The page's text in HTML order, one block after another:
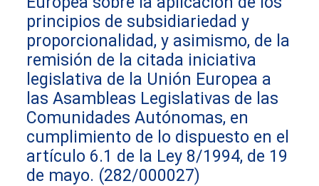
principios de subsidiariedad y
proporcionalidad, y asimismo, de la
remisión de la citada iniciativa
legislativa de la Unión Europea a
las Asambleas Legislativas de las
Comunidades Autónomas, en
cumplimiento de lo dispuesto en el
artículo 6.1 de la Ley 8/1994, de 19
de mayo. (282/000027)